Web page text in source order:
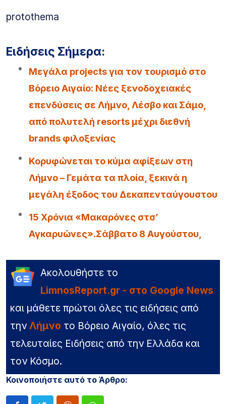
protothema
Ειδήσεις Σήμερα:
Μεγάλα projects για τον τουρισμό στο
Βόρειο Αιγαίο: Νέες ξενοδοχειακές
επενδύσεις σε Λήμνο, Λέσβο και Σάμο,
από πολυτελή resorts μέχρι διεθνή
brands φιλοξενίας
Κορυφώνεται το κύμα αφίξεων στη
Λήμνο – Γεμάτα τα πλοία, ξεκινά η
μεγάλη έξοδος του Δεκαπενταύγουστου
15 Χρόνια «Μακαρόνες στσ’
Αγκαρυώνες».Σάββατο 8 Αυγούστου,
Ακολουθήστε το
LimnosReport.gr - στο Google News
και μάθετε πρώτοι όλες τις ειδήσεις από
την Λήμνο το Βόρειο Αιγαίο, όλες τις
τελευταίες Ειδήσεις από την Ελλάδα και
τον Κόσμο.
Κοινοποιήστε αυτό το Άρθρο: